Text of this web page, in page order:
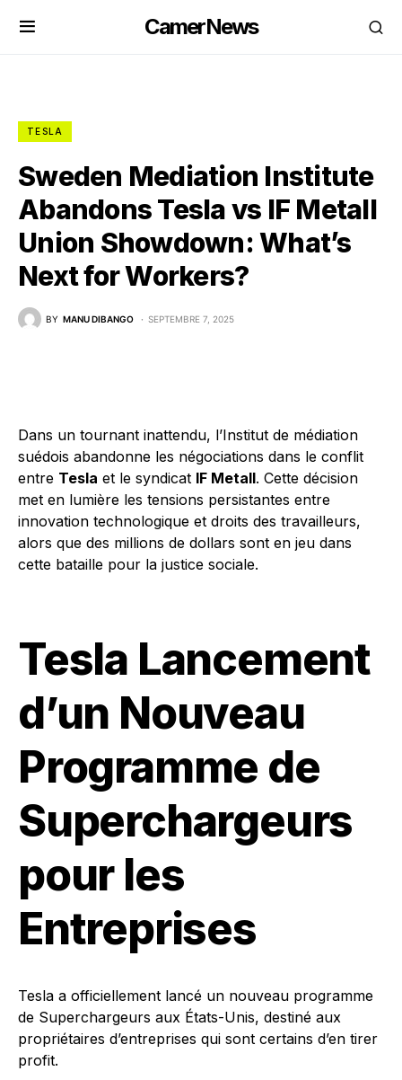
CamerNews
TESLA
Sweden Mediation Institute
Abandons Tesla vs IF Metall
Union Showdown: What’s
Next for Workers?
BY MANU DIBANGO SEPTEMBRE 7, 2025
Dans un tournant inattendu, l’Institut de médiation
suédois abandonne les négociations dans le conflit
entre Tesla et le syndicat IF Metall. Cette décision
met en lumière les tensions persistantes entre
innovation technologique et droits des travailleurs,
alors que des millions de dollars sont en jeu dans
cette bataille pour la justice sociale.
Tesla Lancement
d’un Nouveau
Programme de
Superchargeurs
pour les
Entreprises
Tesla a officiellement lancé un nouveau programme
de Superchargeurs aux États-Unis, destiné aux
propriétaires d’entreprises qui sont certains d’en tirer
profit.